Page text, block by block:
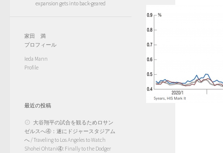
expansion gets into back-geared
家田 満
プロフィール
Ieda Mann
Profile
最近の投稿
大谷翔平の試合を観るためロサン
ゼルスへ④：遂にドジャースタジアム
へ / Traveling to Los Angeles to Watch
Shohei Ohtani④: Finally to the Dodger